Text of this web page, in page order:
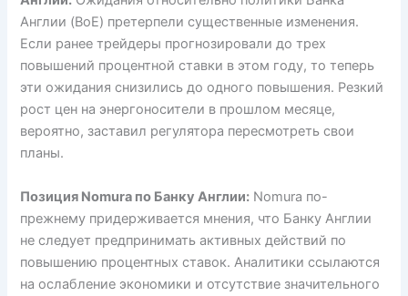
Англии (BoE) претерпели существенные изменения.
Если ранее трейдеры прогнозировали до трех
повышений процентной ставки в этом году, то теперь
эти ожидания снизились до одного повышения. Резкий
рост цен на энергоносители в прошлом месяце,
вероятно, заставил регулятора пересмотреть свои
планы.
Позиция Nomura по Банку Англии: Nomura по-
прежнему придерживается мнения, что Банку Англии
не следует предпринимать активных действий по
повышению процентных ставок. Аналитики ссылаются
на ослабление экономики и отсутствие значительного